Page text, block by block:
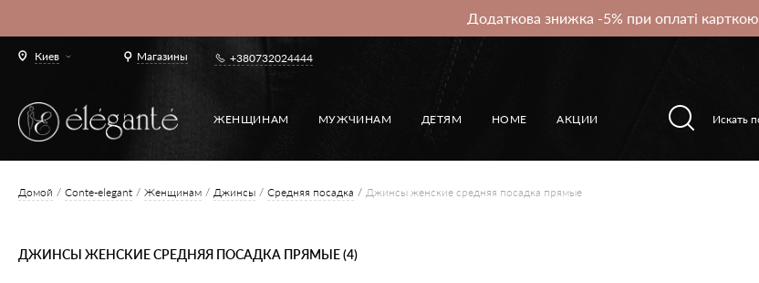
Додаткова знижка -5% при оплаті карткою
Киев Магазины +380732024444
ЖЕНЩИНАМ МУЖЧИНАМ ДЕТЯМ HOME АКЦИИ
Домой Conte-elegant Женщинам Джинсы Средняя посадка Джинсы женские средняя посадка прямые
ДЖИНСЫ ЖЕНСКИЕ СРЕДНЯЯ ПОСАДКА ПРЯМЫЕ (4)